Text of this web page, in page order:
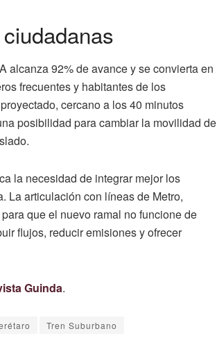
alcanza 92% de avance y se convierta en
frecuentes y habitantes de los
cercano a los 40 minutos
posibilidad para cambiar la movilidad de
la necesidad de integrar mejor los
La articulación con líneas de Metro,
que el nuevo ramal no funcione de
flujos, reducir emisiones y ofrecer
Guinda.
Tren Suburbano